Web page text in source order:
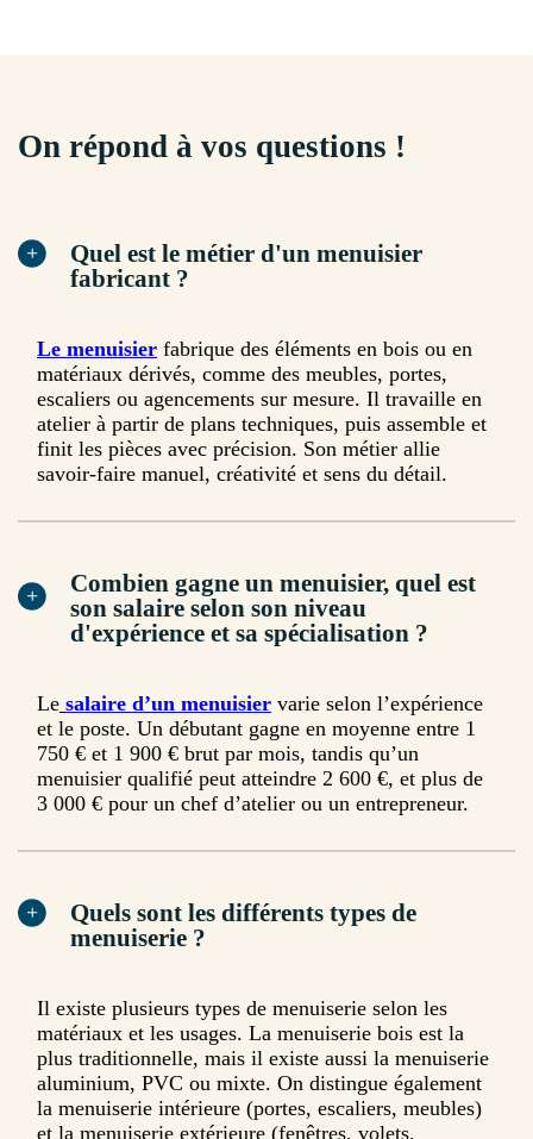
On répond à vos questions !
Quel est le métier d'un menuisier
fabricant ?
Le menuisier fabrique des éléments en bois ou en
matériaux dérivés, comme des meubles, portes,
escaliers ou agencements sur mesure. Il travaille en
atelier à partir de plans techniques, puis assemble et
finit les pièces avec précision. Son métier allie
savoir-faire manuel, créativité et sens du détail.
Combien gagne un menuisier, quel est
son salaire selon son niveau
d'expérience et sa spécialisation ?
Le salaire d’un menuisier varie selon l’expérience
et le poste. Un débutant gagne en moyenne entre 1
750 € et 1 900 € brut par mois, tandis qu’un
menuisier qualifié peut atteindre 2 600 €, et plus de
3 000 € pour un chef d’atelier ou un entrepreneur.
Quels sont les différents types de
menuiserie ?
Il existe plusieurs types de menuiserie selon les
matériaux et les usages. La menuiserie bois est la
plus traditionnelle, mais il existe aussi la menuiserie
aluminium, PVC ou mixte. On distingue également
la menuiserie intérieure (portes, escaliers, meubles)
et la menuiserie extérieure (fenêtres, volets,